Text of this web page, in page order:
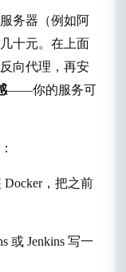
务器（例如阿
十元。在上面
向代理，再安
——你的服务可
，把之前
或 Jenkins 写一